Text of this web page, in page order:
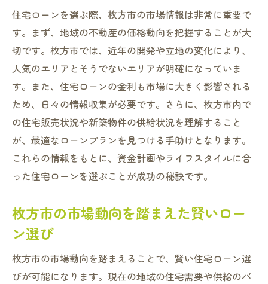
住宅ローンを選ぶ際、枚方市の市場情報は非常に重要で
す。まず、地域の不動産の価格動向を把握することが大
切です。枚方市では、近年の開発や立地の変化により、
人気のエリアとそうでないエリアが明確になっていま
す。また、住宅ローンの金利も市場に大きく影響される
ため、日々の情報収集が必要です。さらに、枚方市内で
の住宅販売状況や新築物件の供給状況を理解すること
が、最適なローンプランを見つける手助けとなります。
これらの情報をもとに、資金計画やライフスタイルに合
った住宅ローンを選ぶことが成功の秘訣です。
枚方市の市場動向を踏まえた賢いロー
ン選び
枚方市の市場動向を踏まえることで、賢い住宅ローン選
びが可能になります。現在の地域の住宅需要や供給のバ